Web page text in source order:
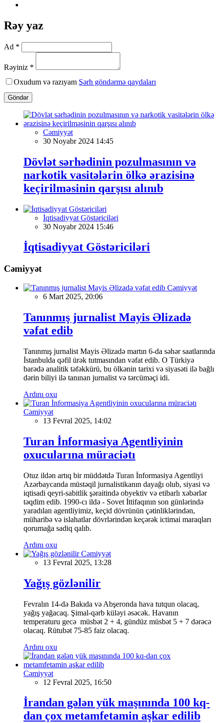
Rəy yaz
Ad *
Rəyiniz *
Oxudum və razıyam Şərh göndərmə qaydaları
Göndər
Cəmiyyət
30 Noyabr 2024 14:45
Dövlət sərhədinin pozulmasının və
narkotik vasitələrin ölkə ərazisinə
keçirilməsinin qarşısı alınıb
İqtisadiyyat Göstəriciləri
30 Noyabr 2024 15:46
İqtisadiyyat Göstəriciləri
Cəmiyyət
Cəmiyyət
6 Mart 2025, 20:06
Tanınmış jurnalist Mayis Əlizadə
vəfat edib
Tanınmış jurnalist Mayis Əlizadə martın 6-da səhər saatlarında
İstanbulda qəfil ürək tutmasından vəfat edib. O Türkiyə
barədə analitik təfəkkürü, bu ölkənin tarixi və siyasəti ilə bağlı
dərin biliyi ilə tanınan jurnalist və tərcüməçi idi.
Ardını oxu
Cəmiyyət
13 Fevral 2025, 14:02
Turan İnformasiya Agentliyinin
oxucularına müraciətı
Otuz ildən artıq bir müddətdə Turan İnformasiya Agentliyi
Azərbaycanda müstəqil jurnalistikanın dayağı olub, siyasi və
iqtisadi qeyri-sabitlik şəraitində obyektiv və etibarlı xəbərlər
təqdim edib. 1990-cı ildə - Sovet İttifaqının son günlərində
yaradılan agentliyimiz, keçid dövrünün çətinliklərindən,
müharibə və islahatlar dövrlərindən keçərək ictimai maraqları
qorumağa sadiq qalıb.
Ardını oxu
Cəmiyyət
13 Fevral 2025, 13:28
Yağış gözlənilir
Fevralın 14-də Bakıda və Abşeronda hava tutqun olacaq,
yağış yağacaq. Şimal-qərb küləyi əsəcək. Havanın
temperaturu gecə müsbət 2 + 4, gündüz müsbət 5 + 7 dərəcə
olacaq. Rütubət 75-85 faiz olacaq.
Ardını oxu
Cəmiyyət
12 Fevral 2025, 16:50
İrandan gələn yük maşınında 100 kq-
dan çox metamfetamin aşkar edilib